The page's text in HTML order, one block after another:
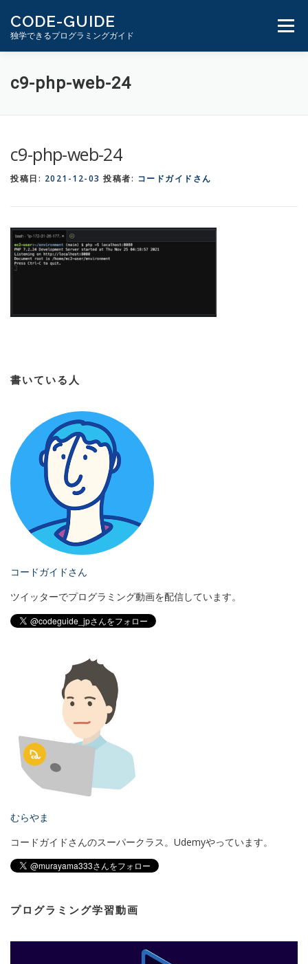
ン
CODE-GUIDE
独学できるプログラミングガイド
メニュ
１分動画とテキスト
c9-php-web-24
c9-php-web-24
投稿日: 2021-12-03 投稿者: コードガイドさん
書いている人
コードガイドさん
ツイッターでプログラミング動画を配信しています。
むらやま
コードガイドさんのスーパークラス。Udemyやっています。
プログラミング学習動画